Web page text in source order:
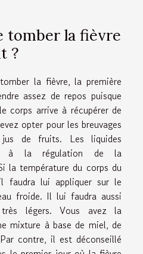
tomber la fièvre
?
la fièvre, la première
assez de repos puisque
corps arrive à récupérer de
opter pour les breuvages
de fruits. Les liquides
à la régulation de la
la température du corps du
faudra lui appliquer sur le
froide. Il lui faudra aussi
légers. Vous avez la
mixture à base de miel, de
contre, il est déconseillé